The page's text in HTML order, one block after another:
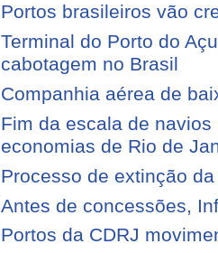
Portos brasileiros vão
Terminal do Porto do
cabotagem no Brasil
Companhia aérea de
Fim da escala de
economias de Rio de
Processo de extinção
Antes de concessões,
Portos da CDRJ